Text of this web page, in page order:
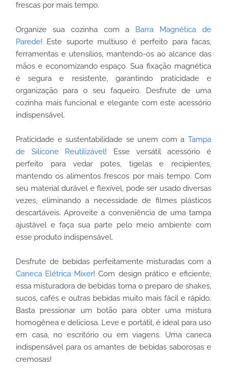
frescas por mais tempo.
Organize sua cozinha com a Barra Magnética de
Parede! Este suporte multiuso é perfeito para facas,
ferramentas e utensílios, mantendo-os ao alcance das
mãos e economizando espaço. Sua fixação magnética
é segura e resistente, garantindo praticidade e
organização para o seu faqueiro. Desfrute de uma
cozinha mais funcional e elegante com este acessório
indispensável.
Praticidade e sustentabilidade se unem com a Tampa
de Silicone Reutilizável! Esse versátil acessório é
perfeito para vedar potes, tigelas e recipientes,
mantendo os alimentos frescos por mais tempo. Com
seu material durável e flexível, pode ser usado diversas
vezes, eliminando a necessidade de filmes plásticos
descartáveis. Aproveite a conveniência de uma tampa
ajustável e faça sua parte pelo meio ambiente com
esse produto indispensável.
Desfrute de bebidas perfeitamente misturadas com a
Caneca Elétrica Mixer! Com design prático e eficiente,
essa misturadora de bebidas torna o preparo de shakes,
sucos, cafés e outras bebidas muito mais fácil e rápido.
Basta pressionar um botão para obter uma mistura
homogênea e deliciosa. Leve e portátil, é ideal para uso
em casa, no escritório ou em viagens. Uma caneca
indispensável para os amantes de bebidas saborosas e
cremosas!